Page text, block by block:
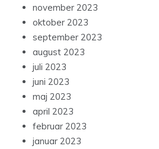
november 2023
oktober 2023
september 2023
august 2023
juli 2023
juni 2023
maj 2023
april 2023
februar 2023
januar 2023